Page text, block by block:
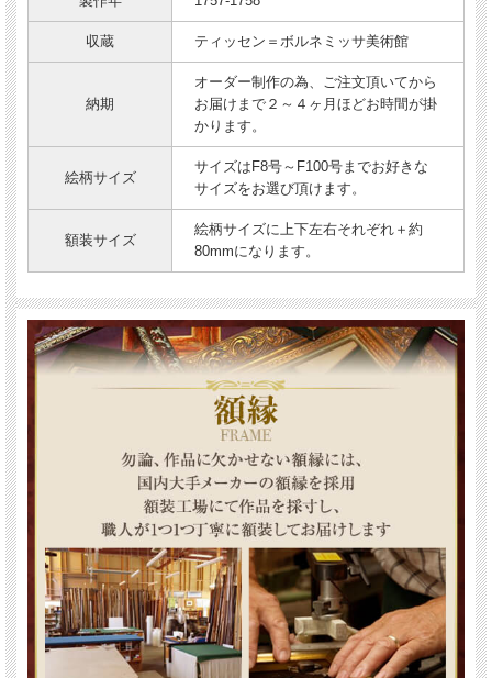
収蔵 ティッセン＝ボルネミッサ美術館
納期
オーダー制作の為、ご注文頂いてから
お届けまで２～４ヶ月ほどお時間が掛
かります。
絵柄サイズ
サイズはF8号～F100号までお好きな
サイズをお選び頂けます。
額装サイズ
絵柄サイズに上下左右それぞれ＋約
80mmになります。